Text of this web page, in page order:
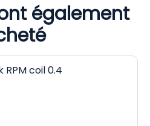
également